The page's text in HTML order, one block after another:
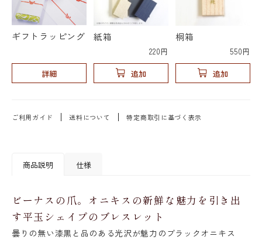
ギフトラッピング
詳細
紙箱
220円
追加
桐箱
550円
追加
ご利用ガイド 送料について 特定商取引に基づく表示
商品説明 仕様
ビーナスの爪。オニキスの新鮮な魅力を引き出
す平玉シェイプのブレスレット
曇りの無い漆黒と品のある光沢が魅力のブラックオニキス